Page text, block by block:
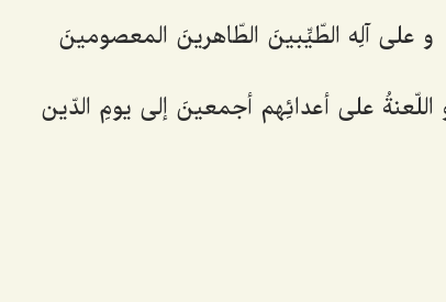
و علی آلِه الطّیِّبینَ الطّاهرینَ المعصومینَ
اللّعنةُ علی أعدائِهم أجمعینَ إلی یومِ الدّین